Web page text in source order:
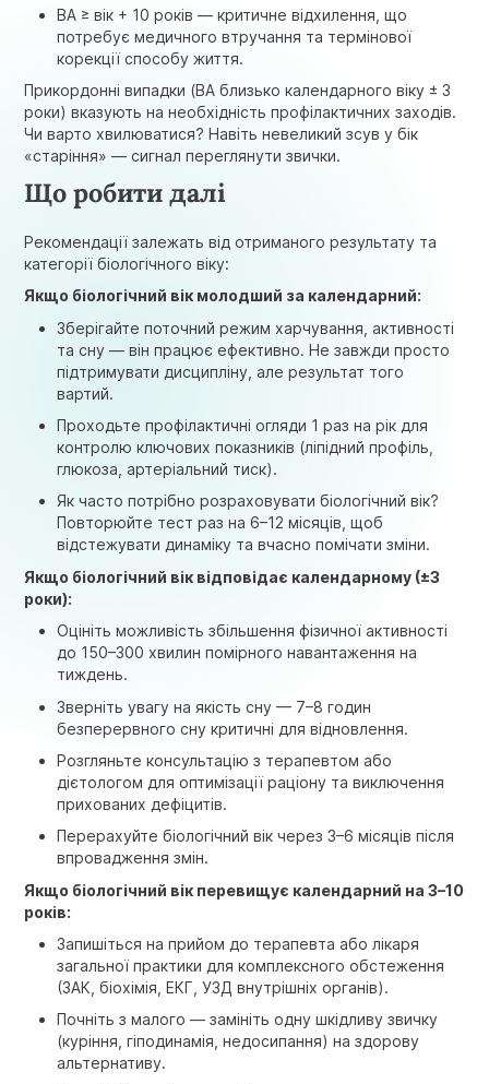
BA ≥ вік + 10 років — критичне відхилення, що
потребує медичного втручання та термінової
корекції способу життя.
Прикордонні випадки (BA близько календарного віку ± 3
роки) вказують на необхідність профілактичних заходів.
Чи варто хвилюватися? Навіть невеликий зсув у бік
«старіння» — сигнал переглянути звички.
Що робити далі
Рекомендації залежать від отриманого результату та
категорії біологічного віку:
Якщо біологічний вік молодший за календарний:
Зберігайте поточний режим харчування, активності
та сну — він працює ефективно. Не завжди просто
підтримувати дисципліну, але результат того
вартий.
Проходьте профілактичні огляди 1 раз на рік для
контролю ключових показників (ліпідний профіль,
глюкоза, артеріальний тиск).
Як часто потрібно розраховувати біологічний вік?
Повторюйте тест раз на 6–12 місяців, щоб
відстежувати динаміку та вчасно помічати зміни.
Якщо біологічний вік відповідає календарному (±3
роки):
Оцініть можливість збільшення фізичної активності
до 150–300 хвилин помірного навантаження на
тиждень.
Зверніть увагу на якість сну — 7–8 годин
безперервного сну критичні для відновлення.
Розгляньте консультацію з терапевтом або
дієтологом для оптимізації раціону та виключення
прихованих дефіцитів.
Перерахуйте біологічний вік через 3–6 місяців після
впровадження змін.
Якщо біологічний вік перевищує календарний на 3–10
років:
Запишіться на прийом до терапевта або лікаря
загальної практики для комплексного обстеження
(ЗАК, біохімія, ЕКГ, УЗД внутрішніх органів).
Почніть з малого — замініть одну шкідливу звичку
(куріння, гіподинамія, недосипання) на здорову
альтернативу.